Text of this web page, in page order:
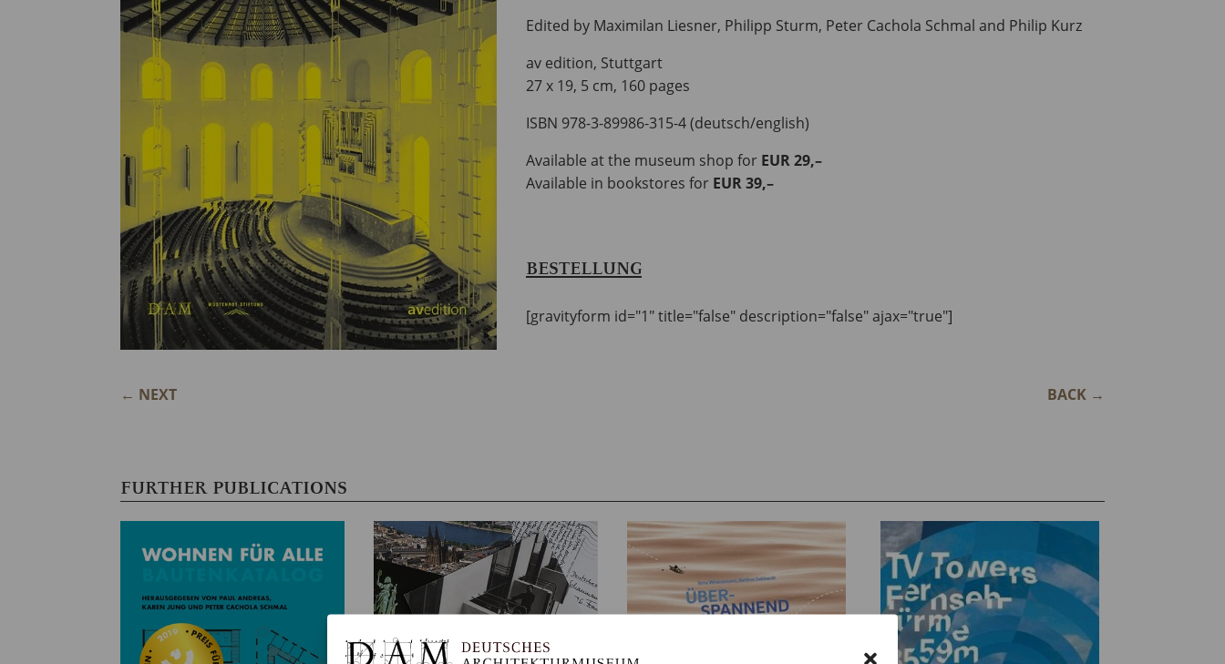
Edited by Maximilan Liesner, Philipp Sturm, Peter Cachola Schmal and Philip Kurz
av edition, Stuttgart
27 x 19, 5 cm, 160 pages
ISBN 978-3-89986-315-4 (deutsch/english)
Available at the museum shop for EUR 29,–
Available in bookstores for EUR 39,–
BESTELLUNG
[gravityform id="1" title="false" description="false" ajax="true"]
← NEXT BACK →
FURTHER PUBLICATIONS